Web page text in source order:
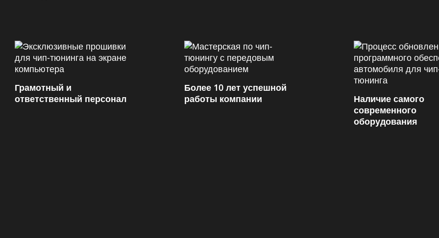
Грамотный и
ответственный персонал
Более 10 лет успешной
работы компании
Наличие самого
современного
оборудования